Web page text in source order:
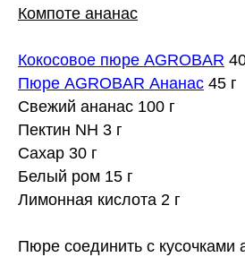
Компоте ананас
Кокосовое пюре AGROBAR
Пюре AGROBAR Ананас 45 г
Свежий ананас 100 г
Пектин NH 3 г
Сахар 30 г
Белый ром 15 г
Лимонная кислота 2 г
Пюре соединить с кусочками